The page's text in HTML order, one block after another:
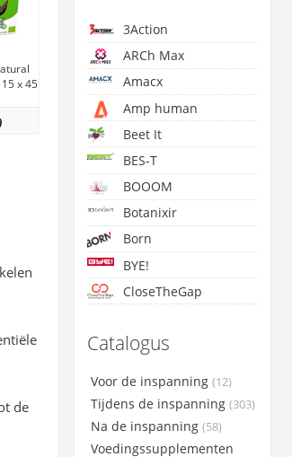
x 45
Superheraw Natural
Bar - Blueberry Cashew
- 15 x 45 gram
€38,79
Superheraw Natural
Seeds - 15 x 45 gram
€29,09
de
3Action
ARCh Max
Amacx
Amp human
Beet It
BES-T
BOOOM
Botanixir
Born
BYE!
CloseTheGap
Cyclon
GoldNutrition
Lightning Endurance
Maxim
Catalogus
Voor de inspanning (12)
Tijdens de inspanning (303)
Na de inspanning (58)
Voedingssupplementen